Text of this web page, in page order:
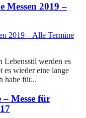
Messen 2019 –
wieder eine lange
habe für...
– Messe für